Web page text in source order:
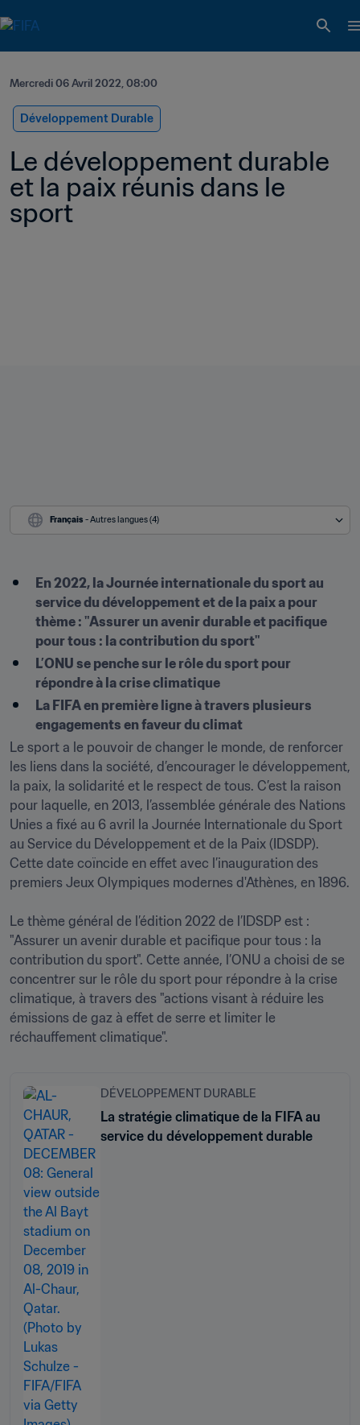
Mercredi 06 Avril 2022, 08:00
Développement Durable
Le développement durable
et la paix réunis dans le
sport
Français - Autres langues (4)
En 2022, la Journée internationale du sport au
service du développement et de la paix a pour
thème : "Assurer un avenir durable et pacifique
pour tous : la contribution du sport"
L’ONU se penche sur le rôle du sport pour
répondre à la crise climatique
La FIFA en première ligne à travers plusieurs
engagements en faveur du climat
Le sport a le pouvoir de changer le monde, de renforcer
les liens dans la société, d’encourager le développement,
la paix, la solidarité et le respect de tous. C’est la raison
pour laquelle, en 2013, l’assemblée générale des Nations
Unies a fixé au 6 avril la Journée Internationale du Sport
au Service du Développement et de la Paix (IDSDP).
Cette date coïncide en effet avec l’inauguration des
premiers Jeux Olympiques modernes d'Athènes, en 1896.
Le thème général de l’édition 2022 de l’IDSDP est :
"Assurer un avenir durable et pacifique pour tous : la
contribution du sport". Cette année, l’ONU a choisi de se
concentrer sur le rôle du sport pour répondre à la crise
climatique, à travers des "actions visant à réduire les
émissions de gaz à effet de serre et limiter le
DÉVELOPPEMENT DURABLE
La stratégie climatique de la FIFA au
service du développement durable